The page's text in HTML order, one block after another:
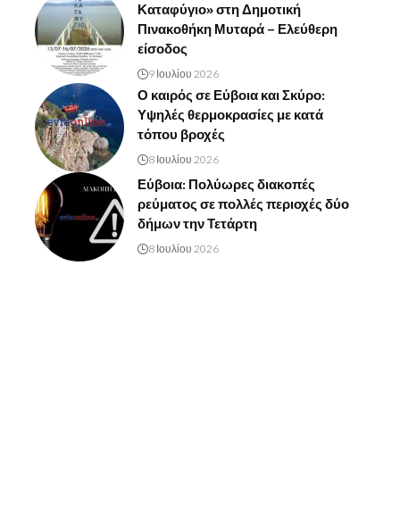
Καταφύγιο» στη Δημοτική
Πινακοθήκη Μυταρά – Ελεύθερη
είσοδος
9 Ιουλίου 2026
Ο καιρός σε Εύβοια και Σκύρο:
Υψηλές θερμοκρασίες με κατά
τόπου βροχές
8 Ιουλίου 2026
Εύβοια: Πολύωρες διακοπές
ρεύματος σε πολλές περιοχές δύο
δήμων την Τετάρτη
8 Ιουλίου 2026